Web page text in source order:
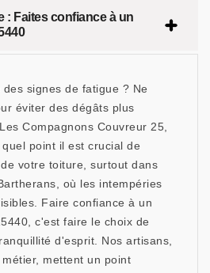
: Faites confiance à un
signes de fatigue ? Ne
éviter des dégâts plus
Compagnons Couvreur 25,
point il est crucial de
votre toiture, surtout dans
où les intempéries
Faire confiance à un
c'est faire le choix de
d'esprit. Nos artisans,
mettent un point